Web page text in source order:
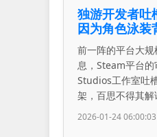
独游开发者
因为角色泳装
前一阵的平台大
息，Steam平台
Studios工作室吐
架，百思不得其
2026-01-24 06:00:03